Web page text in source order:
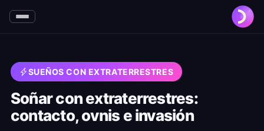
SUEÑOS CON EXTRATERRESTRES
Soñar con extraterrestres:
contacto, ovnis e invasión